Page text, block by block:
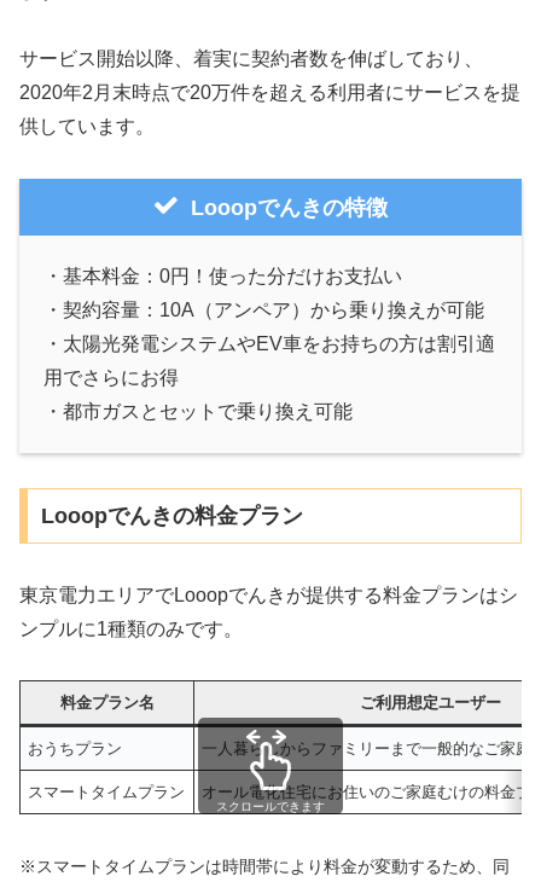
サービス開始以降、着実に契約者数を伸ばしており、
2020年2月末時点で20万件を超える利用者にサービスを提
供しています。
Looopでんきの特徴
・基本料金：0円！使った分だけお支払い
・契約容量：10A（アンペア）から乗り換えが可能
・太陽光発電システムやEV車をお持ちの方は割引適
用でさらにお得
・都市ガスとセットで乗り換え可能
Looopでんきの料金プラン
東京電力エリアでLooopでんきが提供する料金プランはシ
ンプルに1種類のみです。
料金プラン名 ご利用想定ユーザー
おうちプラン 一人暮らしからファミリーまで一般的なご家庭
スマートタイムプラン オール電化住宅にお住いのご家庭むけの料金プ
スクロールできます
※スマートタイムプランは時間帯により料金が変動するため、同